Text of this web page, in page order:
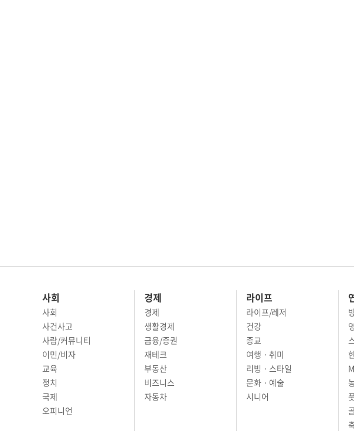
사회
사회
사건사고
사람/커뮤니티
이민/비자
교육
정치
국제
오피니언
경제
경제
생활경제
금융/증권
재테크
부동산
비즈니스
자동차
라이프
라이프/레저
건강
종교
여행 · 취미
리빙 · 스타일
문화 · 예술
시니어